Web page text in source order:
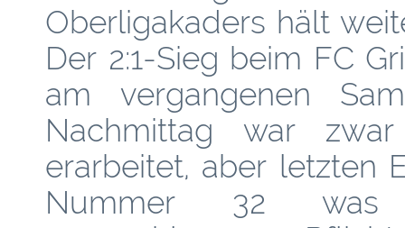
Oberligakaders hält
Der 2:1-Sieg beim FC
am vergangenen
Nachmittag war
erarbeitet, aber letzten
Nummer 32